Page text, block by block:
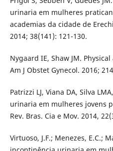
urinaria em mulheres
academias da cidade de
2014; 38(141): 121-130.
Nygaard IE, Shaw JM.
Am J Obstet Gynecol. 2016;
Patrizzi LJ, Viana DA, Silva
urinaria em mulheres jovens
Rev. Bras. Cia e Mov. 2014,
Virtuoso, J.F.; Menezes, E.C.;